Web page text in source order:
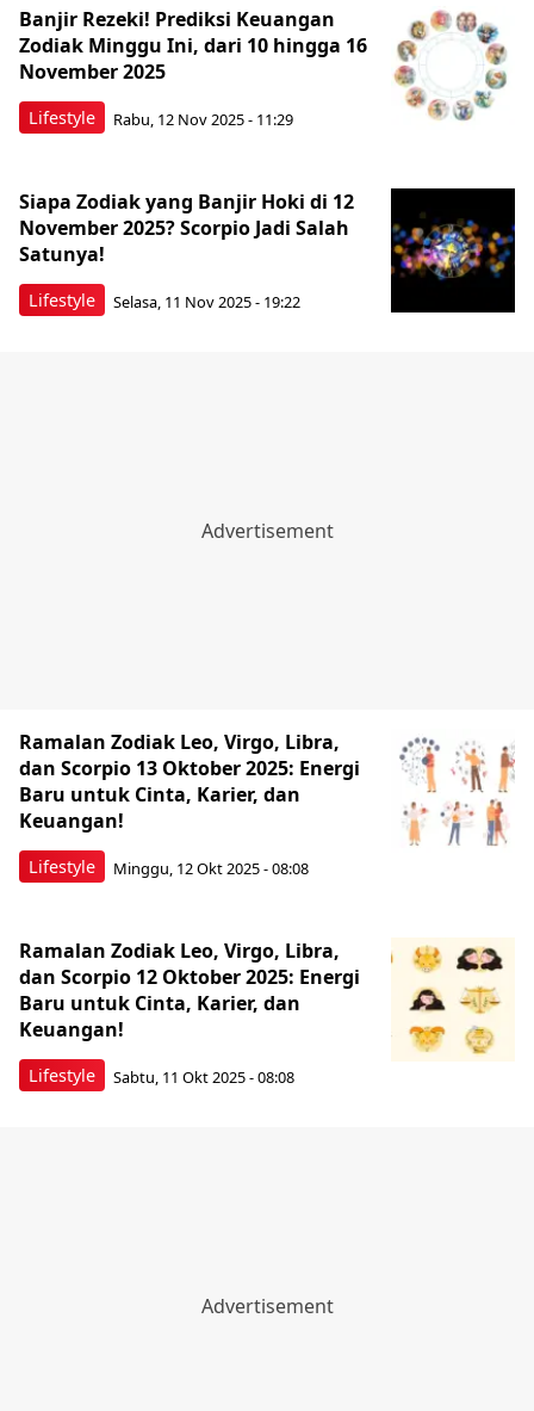
Lifestyle
Banjir Rezeki! Prediksi Keuangan
Zodiak Minggu Ini, dari 10 hingga 16
November 2025
Rabu, 12 Nov 2025 - 11:29
Lifestyle
Siapa Zodiak yang Banjir Hoki di 12
November 2025? Scorpio Jadi Salah
Satunya!
Selasa, 11 Nov 2025 - 19:22
Lifestyle
Ramalan Zodiak Leo, Virgo, Libra,
dan Scorpio 13 Oktober 2025: Energi
Baru untuk Cinta, Karier, dan
Keuangan!
Minggu, 12 Okt 2025 - 08:08
Lifestyle
Ramalan Zodiak Leo, Virgo, Libra,
dan Scorpio 12 Oktober 2025: Energi
Baru untuk Cinta, Karier, dan
Keuangan!
Sabtu, 11 Okt 2025 - 08:08